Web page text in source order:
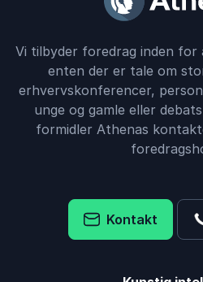
Vi tilbyder foredrag inden for
enten der er tale om
erhvervskonferencer,
unge og gamle eller
formidler Athenas
Kontakt